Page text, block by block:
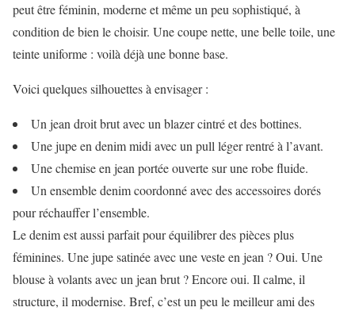
peut être féminin, moderne et même un peu sophistiqué, à
condition de bien le choisir. Une coupe nette, une belle toile, une
teinte uniforme : voilà déjà une bonne base.
Voici quelques silhouettes à envisager :
Un jean droit brut avec un blazer cintré et des bottines.
Une jupe en denim midi avec un pull léger rentré à l’avant.
Une chemise en jean portée ouverte sur une robe fluide.
Un ensemble denim coordonné avec des accessoires dorés
pour réchauffer l’ensemble.
Le denim est aussi parfait pour équilibrer des pièces plus
féminines. Une jupe satinée avec une veste en jean ? Oui. Une
blouse à volants avec un jean brut ? Encore oui. Il calme, il
structure, il modernise. Bref, c’est un peu le meilleur ami des